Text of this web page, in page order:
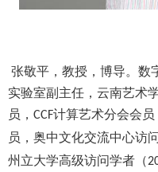
张敬平，教授，博导。数
实验室副主任，云南艺术
员， CCF计算艺术分会会
员，奥中文化交流中心访
州立大学高级访问学者（